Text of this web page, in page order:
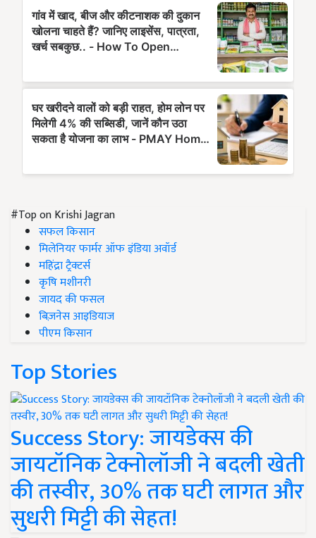
#Top on Krishi Jagran
सफल किसान
मिलेनियर फार्मर ऑफ इंडिया अवॉर्ड
महिंद्रा ट्रैक्टर्स
कृषि मशीनरी
जायद की फसल
बिज़नेस आइडियाज
पीएम किसान
Top Stories
Success Story: जायडेक्स की
जायटॉनिक टेक्नोलॉजी ने बदली खेती
की तस्वीर, 30% तक घटी लागत और
सुधरी मिट्टी की सेहत!